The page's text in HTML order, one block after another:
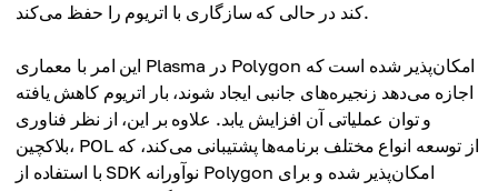
کند در حالی که سازگاری با اتریوم را حفظ می‌کند.
این امر با معماری Plasma در Polygon امکان‌پذیر شده است که
اجازه می‌دهد زنجیره‌های جانبی ایجاد شوند، بار اتریوم کاهش یافته
و توان عملیاتی آن افزایش یابد. علاوه بر این، از نظر فناوری
بلاکچین، POL از توسعه انواع مختلف برنامه‌ها پشتیبانی می‌کند، که
با استفاده از SDK نوآورانه Polygon امکان‌پذیر شده و برای